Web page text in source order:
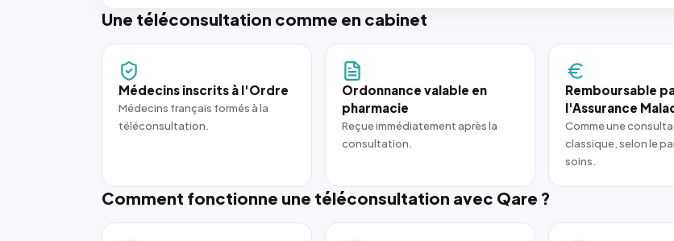
Une téléconsultation comme en cabinet
Médecins inscrits à l'Ordre
Médecins français formés à la
téléconsultation.
Ordonnance valable en
pharmacie
Reçue immédiatement après la
consultation.
Remboursable
l'Assurance
Comme une
classique, selon le
soins.
Comment fonctionne une téléconsultation avec Qare ?